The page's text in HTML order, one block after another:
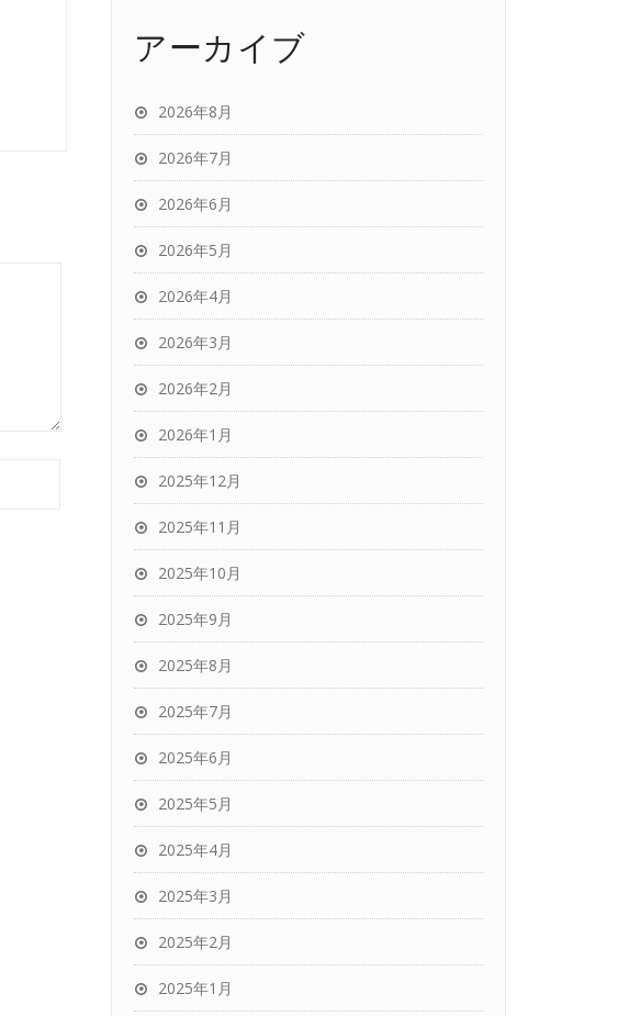
アーカイブ
2026年8月
2026年7月
2026年6月
2026年5月
2026年4月
2026年3月
2026年2月
2026年1月
2025年12月
2025年11月
2025年10月
2025年9月
2025年8月
2025年7月
2025年6月
2025年5月
2025年4月
2025年3月
2025年2月
2025年1月